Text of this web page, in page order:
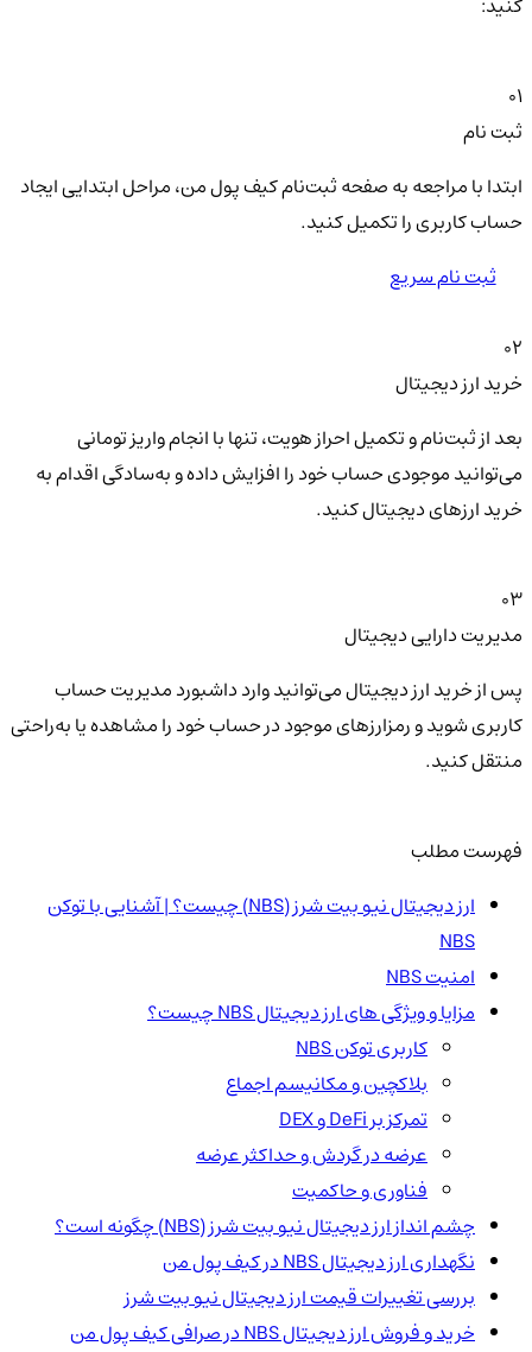
01
ثبت نام
ابتدا با مراجعه به صفحه ثبت‌نام کیف‌ پول من، مراحل ابتدایی ایجاد
حساب کاربری را تکمیل کنید.
ثبت نام سریع
02
خرید ارز دیجیتال
بعد از ثبت‌نام و تکمیل احراز هویت، تنها با انجام واریز تومانی
می‌توانید موجودی حساب خود را افزایش داده و به‌سادگی اقدام به
خرید ارزهای دیجیتال کنید.
03
مدیریت دارایی دیجیتال
پس از خرید ارز دیجیتال می‌توانید وارد داشبورد مدیریت حساب
کاربری شوید و رمزارزهای موجود در حساب خود را مشاهده یا به‌راحتی
منتقل کنید.
فهرست مطلب
ارز دیجیتال نیو بیت شرز (NBS) چیست؟ | آشنایی با توکن
NBS
امنیت NBS
مزایا و ویژگی های ارز دیجیتال NBS چیست؟
کاربری توکن NBS
بلاکچین و مکانیسم اجماع
تمرکز بر DeFi و DEX
عرضه در گردش و حداکثر عرضه
فناوری و حاکمیت
چشم انداز ارز دیجیتال نیو بیت شرز (NBS) چگونه است؟
نگهداری ارز دیجیتال NBS در کیف پول من
بررسی تغییرات قیمت ارز دیجیتال نیو بیت شرز
خرید و فروش ارز دیجیتال NBS در صرافی کیف پول من